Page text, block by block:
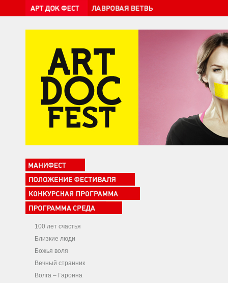
100 лет счастья
Близкие люди
Божья воля
Вечный странник
Волга – Гаронна